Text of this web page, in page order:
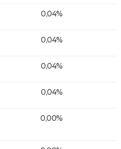
0,04%
0,04%
0,04%
0,04%
0,00%